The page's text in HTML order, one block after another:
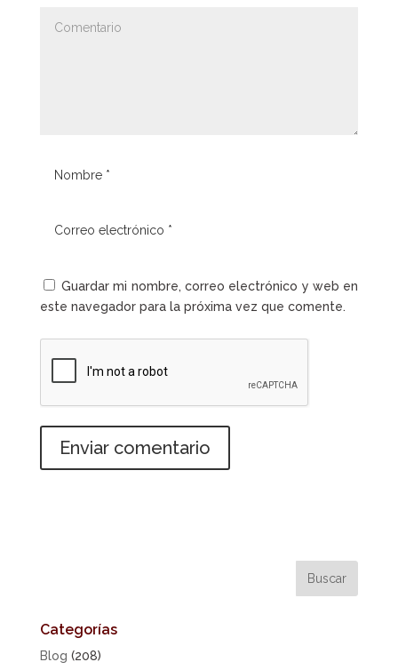
Guardar mi nombre, correo electrónico y web en
este navegador para la próxima vez que comente.
Categorías
Blog (208)